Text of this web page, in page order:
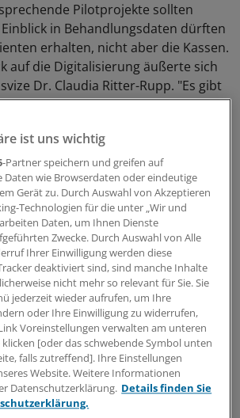
Pilotprojekte sollten
in Behandlungsdaten dürften
erhalten, nicht aber die Kassen.
auf die Digitalisierung äußerte sich
Dr. Claudia Ritter-Rupp. "Es gibt
Bandbreite an Apps", stellte die
aber auch kommerzielle
auch zur Beratung der
Belastungen zur Verfügung,
Apps". Diese sollten aber allenfalls
Baustein in einem Therapie-Konzept
Anwendung ohne therapeutische
sei riskant.
Zertifizierung für diese Apps gebe
In der KVB sei daher im September
"Online-basierte
Sie wolle den Online-
über Neuerungen
Die KVB warnt auch vor
Ein Beispiel dafür sei
ist uns wichtig
-Partner speichern und greifen auf
Daten wie Browserdaten oder eindeutige
Gerät zu. Durch Auswahl von Akzeptieren
Technologien für die unter „Wir und
Daten, um Ihnen Dienste
Zwecke. Durch Auswahl von Alle
Ihrer Einwilligung werden diese
deaktiviert sind, sind manche Inhalte
nicht mehr so relevant für Sie. Sie
jederzeit wieder aufrufen, um Ihre
oder Ihre Einwilligung zu widerrufen,
Voreinstellungen verwalten am unteren
klicken [oder das schwebende Symbol unten
falls zutreffend]. Ihre Einstellungen
Website. Weitere Informationen
Datenschutzerklärung. Details finden Sie